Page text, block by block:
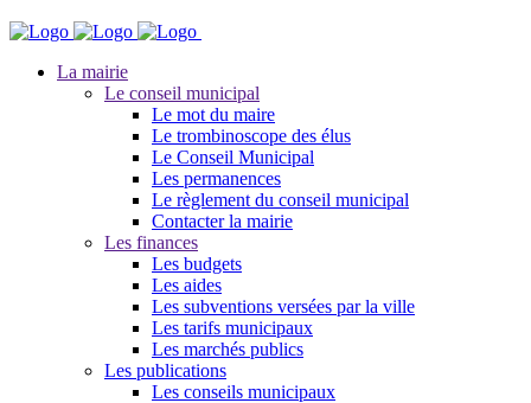
La mairie
Le conseil municipal
Le mot du maire
Le trombinoscope des élus
Le Conseil Municipal
Les permanences
Le règlement du conseil municipal
Contacter la mairie
Les finances
Les budgets
Les aides
Les subventions versées par la ville
Les tarifs municipaux
Les marchés publics
Les publications
Les conseils municipaux